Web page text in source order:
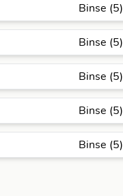
Binse (5)
Binse (5)
Binse (5)
Binse (5)
Binse (5)